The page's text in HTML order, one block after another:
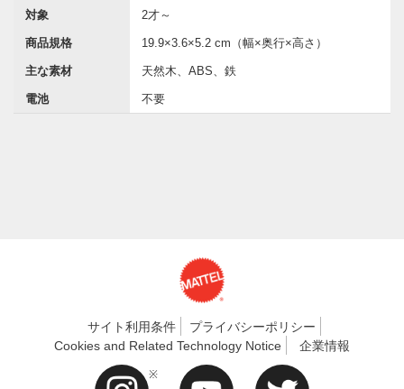
対象 2才～
商品規格 19.9×3.6×5.2 cm（幅×奥行×高さ）
主な素材 天然木、ABS、鉄
電池 不要
サイト利用条件
プライバシーポリシー
Cookies and Related Technology Notice
企業情報